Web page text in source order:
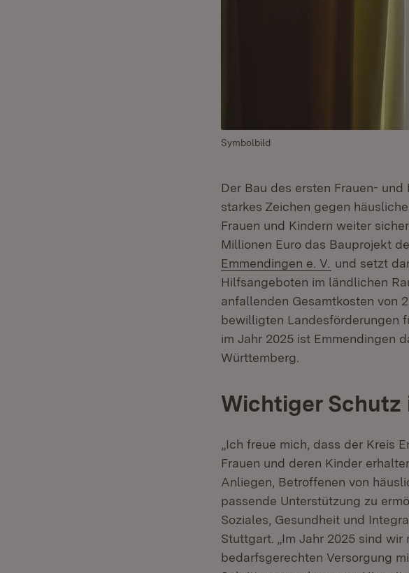
Symbolbild
Der Bau des ersten Frauen-
starkes Zeichen gegen
Frauen und Kindern weiter
Millionen Euro das Bauprojekt
Emmendingen e. V. (Öffnet in
und setzt
Hilfsangeboten im ländlichen
anfallenden Gesamtkosten von
bewilligten Landesförderungen
im Jahr 2025 ist Emmendingen
Württemberg.
Wichtiger
„Ich freue mich, dass der Kreis
Frauen und deren Kinder
Anliegen, Betroffenen von
passende Unterstützung zu
Soziales, Gesundheit und
Stuttgart. „Im Jahr 2025 sind
bedarfsgerechten Versorgung